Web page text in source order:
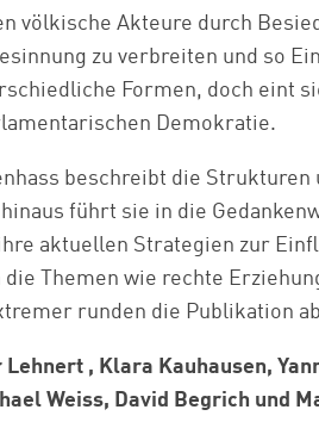
völkische Akteure durch
zu verbreiten und so
Formen, doch eint
Demokratie.
beschreibt die
führt sie in die
aktuellen Strategien zur
Themen wie rechte
runden die Publikation
Lehnert , Klara Kauhausen,
Weiss, David Begrich und